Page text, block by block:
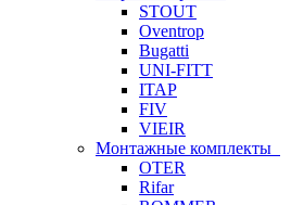
STOUT
Oventrop
Bugatti
UNI-FITT
ITAP
FIV
VIEIR
Монтажные комплекты
OTER
Rifar